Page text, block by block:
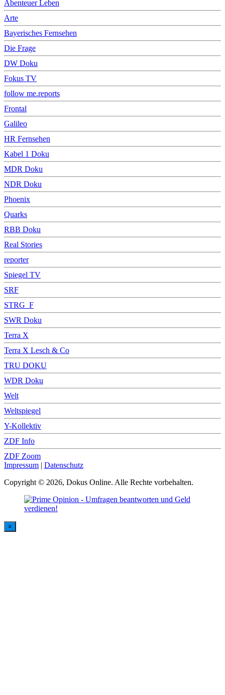
Abenteuer Leben
Arte
Bayerisches Fernsehen
Die Frage
DW Doku
Fokus TV
follow me.reports
Frontal
Galileo
HR Fernsehen
Kabel 1 Doku
MDR Doku
NDR Doku
Phoenix
Quarks
RBB Doku
Real Stories
reporter
Spiegel TV
SRF
STRG_F
SWR Doku
Terra X
Terra X Lesch & Co
TRU DOKU
WDR Doku
Welt
Weltspiegel
Y-Kollektiv
ZDF Info
ZDF Zoom
Impressum | Datenschutz
Copyright © 2026, Dokus Online. Alle Rechte vorbehalten.
×